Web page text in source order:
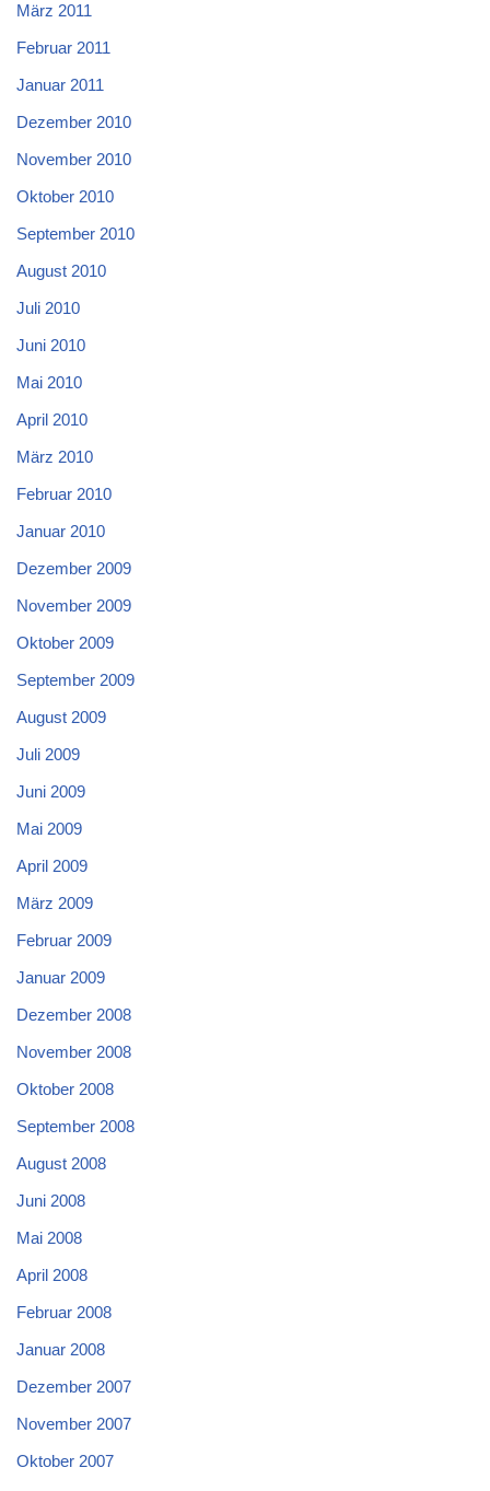
März 2011
Februar 2011
Januar 2011
Dezember 2010
November 2010
Oktober 2010
September 2010
August 2010
Juli 2010
Juni 2010
Mai 2010
April 2010
März 2010
Februar 2010
Januar 2010
Dezember 2009
November 2009
Oktober 2009
September 2009
August 2009
Juli 2009
Juni 2009
Mai 2009
April 2009
März 2009
Februar 2009
Januar 2009
Dezember 2008
November 2008
Oktober 2008
September 2008
August 2008
Juni 2008
Mai 2008
April 2008
Februar 2008
Januar 2008
Dezember 2007
November 2007
Oktober 2007